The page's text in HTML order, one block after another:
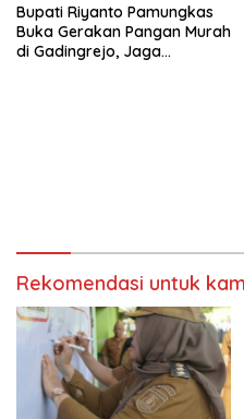
Transparan
Bupati Riyanto Pamungkas
Buka Gerakan Pangan Murah
di Gadingrejo, Jaga
Rekomendasi untuk